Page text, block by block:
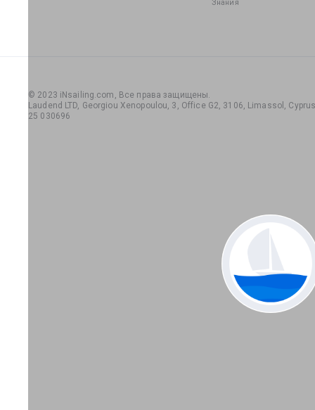
Знания
© 2023 iNsailing.com, Все права защищены.
Laudend LTD, Georgiou Xenopoulou, 3, Office G2, 3106, Limassol,
25 030696